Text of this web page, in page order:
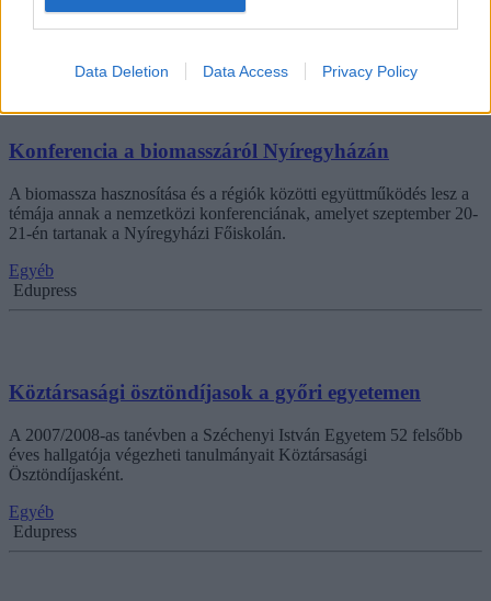
Data Deletion Data Access Privacy Policy
Egyéb
Konferencia a biomasszáról Nyíregyházán
A biomassza hasznosítása és a régiók közötti együttműködés lesz a
témája annak a nemzetközi konferenciának, amelyet szeptember 20-
21-én tartanak a Nyíregyházi Főiskolán.
Egyéb
Edupress
Köztársasági ösztöndíjasok a győri egyetemen
A 2007/2008-as tanévben a Széchenyi István Egyetem 52 felsőbb
éves hallgatója végezheti tanulmányait Köztársasági
Ösztöndíjasként.
Egyéb
Edupress